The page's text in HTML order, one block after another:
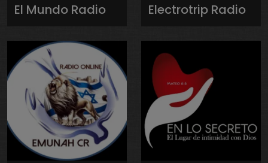
El Mundo Radio Electrotrip Radio